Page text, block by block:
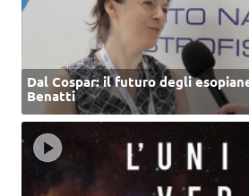
Dal Cospar: il futuro degli
Benatti